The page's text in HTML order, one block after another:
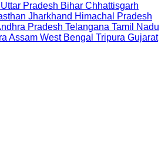
Uttar Pradesh Bihar Chhattisgarh
Jharkhand Himachal Pradesh
Pradesh Telangana Tamil Nadu
Assam West Bengal Tripura Gujarat